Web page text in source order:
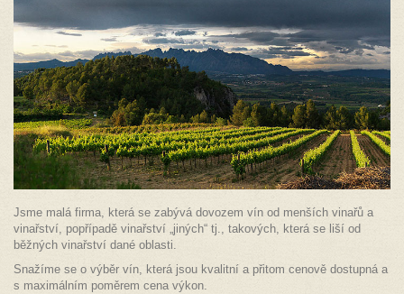
Jsme malá firma, která se zabývá dovozem vín od menších vinařů a
vinařství, popřípadě vinařství „jiných“ tj., takových, která se liší od
běžných vinařství dané oblasti.
Snažíme se o výběr vín, která jsou kvalitní a přitom cenově dostupná a
s maximálním poměrem cena výkon.